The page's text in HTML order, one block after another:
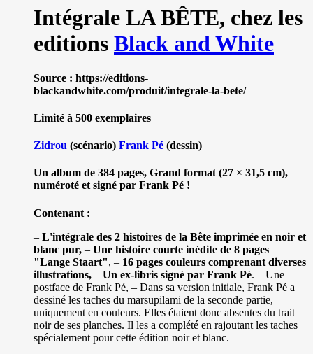
Intégrale LA BÊTE, chez les
editions Black and White
Source : https://editions-
blackandwhite.com/produit/integrale-la-bete/
Limité à 500 exemplaires
Zidrou (scénario) Frank Pé (dessin)
Un album de 384 pages, Grand format (27 × 31,5 cm),
numéroté et signé par Frank Pé !
Contenant :
– L'intégrale des 2 histoires de la Bête imprimée en noir et
blanc pur, – Une histoire courte inédite de 8 pages
"Lange Staart", – 16 pages couleurs comprenant diverses
illustrations, – Un ex-libris signé par Frank Pé. – Une
postface de Frank Pé, – Dans sa version initiale, Frank Pé a
dessiné les taches du marsupilami de la seconde partie,
uniquement en couleurs. Elles étaient donc absentes du trait
noir de ses planches. Il les a complété en rajoutant les taches
spécialement pour cette édition noir et blanc.